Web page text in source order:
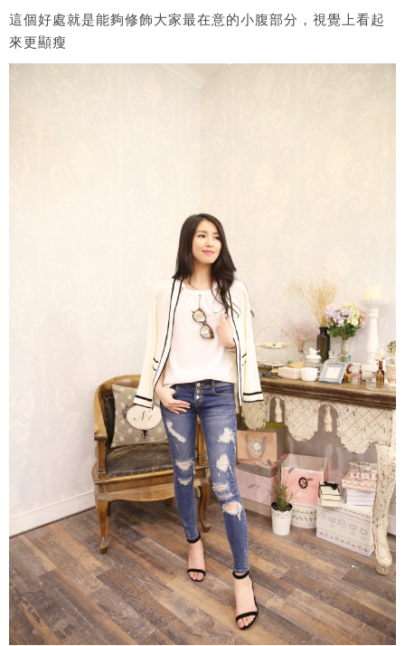
這個好處就是能夠修飾大家最在意的小腹部分，視覺上看起
來更顯瘦